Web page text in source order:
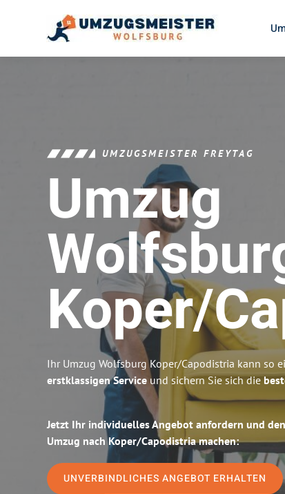
UMZUGSMEISTER FREYTAG
Umzug
Koper/
Ihr Umzug Wolfsburg Koper/Capodistria kann so
erstklassigen Service und sichern Sie sich die
Jetzt Ihr individuelles Angebot anfordern und
Umzug nach Koper/Capodistria machen:
UNVERBINDLICHES ANGEBOT ERHALTEN